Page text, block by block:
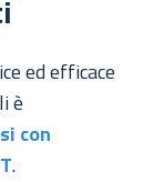
ed efficace
è
con
.